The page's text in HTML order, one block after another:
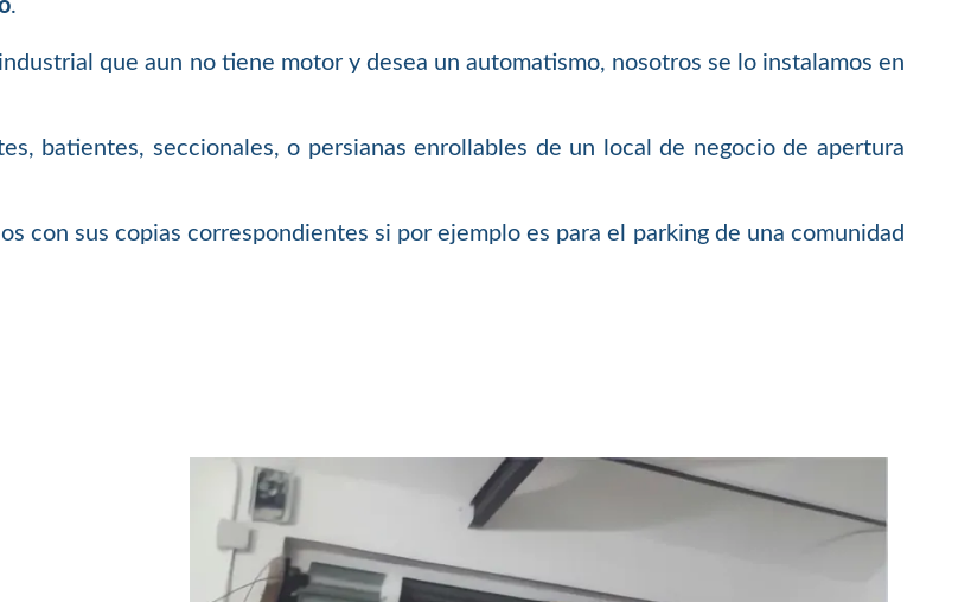
.
que aun no tiene motor y desea un automatismo, nosotros se lo instalamos en
batientes, seccionales, o persianas enrollables de un local de negocio de apertura
con sus copias correspondientes si por ejemplo es para el parking de una comunidad